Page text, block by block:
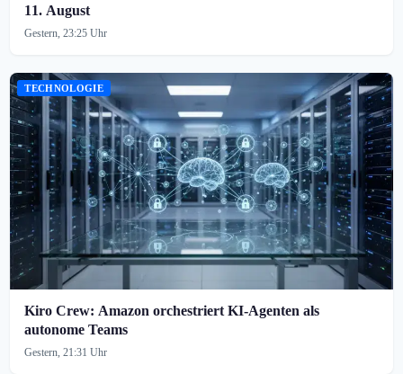
11. August
Gestern, 23:25 Uhr
TECHNOLOGIE
Kiro Crew: Amazon orchestriert KI-Agenten als
autonome Teams
Gestern, 21:31 Uhr